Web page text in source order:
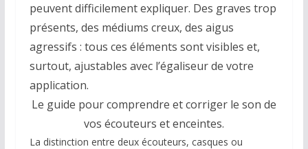
peuvent difficilement expliquer. Des graves trop
présents, des médiums creux, des aigus
agressifs : tous ces éléments sont visibles et,
surtout, ajustables avec l’égaliseur de votre
application.
Le guide pour comprendre et corriger le son de
vos écouteurs et enceintes.
La distinction entre deux écouteurs, casques ou